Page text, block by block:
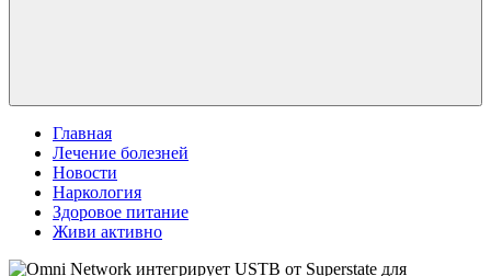
Главная
Лечение болезней
Новости
Наркология
Здоровое питание
Живи активно